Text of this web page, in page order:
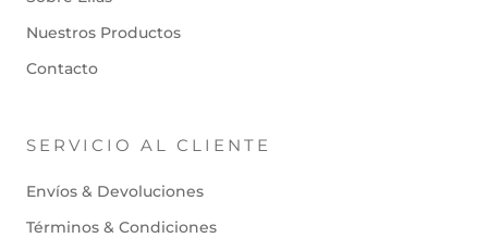
Nuestros Productos
Contacto
SERVICIO AL CLIENTE
Envíos & Devoluciones
Términos & Condiciones